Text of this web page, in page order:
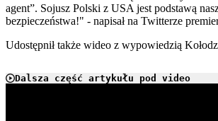
agent”. Sojusz Polski z USA jest podstawą
bezpieczeństwa!" - napisał na Twitterze
Udostępnił także wideo z wypowiedzią
Dalsza część artykułu pod video